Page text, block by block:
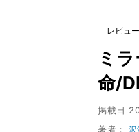
レビュー
ミ
命/
掲載日
著者：沢